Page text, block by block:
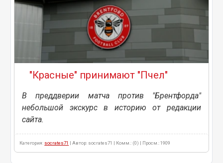
"Красные" принимают "Пчел"
В преддверии матча против "Брентфорда"
небольшой экскурс в историю от редакции
сайта.
Категория: socrates71 | Автор: socrates71 | Комм.: (0) | Просм.: 1909